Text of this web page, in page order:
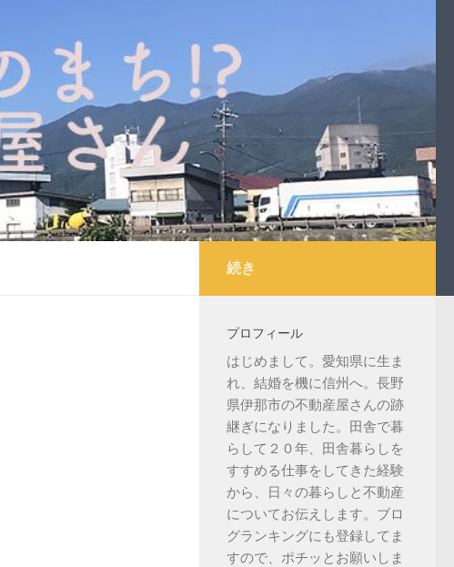
続き
プロフィール
はじめまして。愛知県に生ま
れ、結婚を機に信州へ。長野
県伊那市の不動産屋さんの跡
継ぎになりました。田舎で暮
らして２０年、田舎暮らしを
すすめる仕事をしてきた経験
から、日々の暮らしと不動産
についてお伝えします。ブロ
グランキングにも登録してま
すので、ポチッとお願いしま